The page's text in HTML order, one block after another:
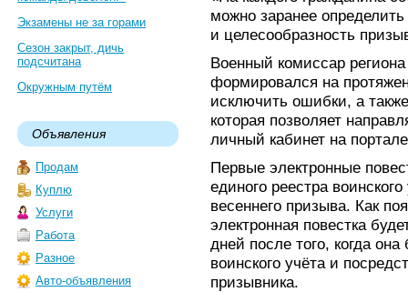
Экзамены не за горами
Сезон закрыт, дичь
подсчитана
Окружным путём
Объявления
Продам
Куплю
Услуги
Работа
Разное
Авто-объявления
можно заранее
и целесообразность
Военный комиссар
формировался на
исключить ошибки, а
которая позволяет
личный кабинет на портале
Первые электронные
единого реестра
весеннего призыва. Как
электронная повестка
дней после того, когда
воинского учёта и
призывника.